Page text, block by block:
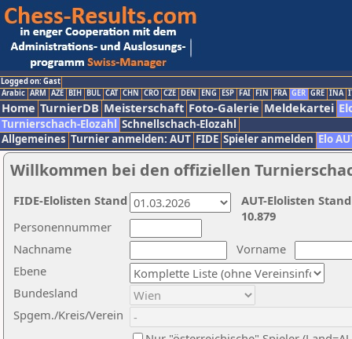
Logged on: Gast
Arabic ARM AZE BIH BUL CAT CHN CRO CZE DEN ENG ESP FAI FIN FRA GER GRE INA
Home TurnierDB Meisterschaft Foto-Galerie Meldekartei
Turnierschach-Elozahl Schnellschach-Elozahl
Allgemeines Turnier anmelden: AUT FIDE Spieler anmelden Elo
Willkommen bei den offiziellen
Nachname
Vorname
Ebene
Personennummer
Bundesland
Spgem./Kreis/Verein
AUT-Elolisten
10.879
FIDE-Elolisten Stand